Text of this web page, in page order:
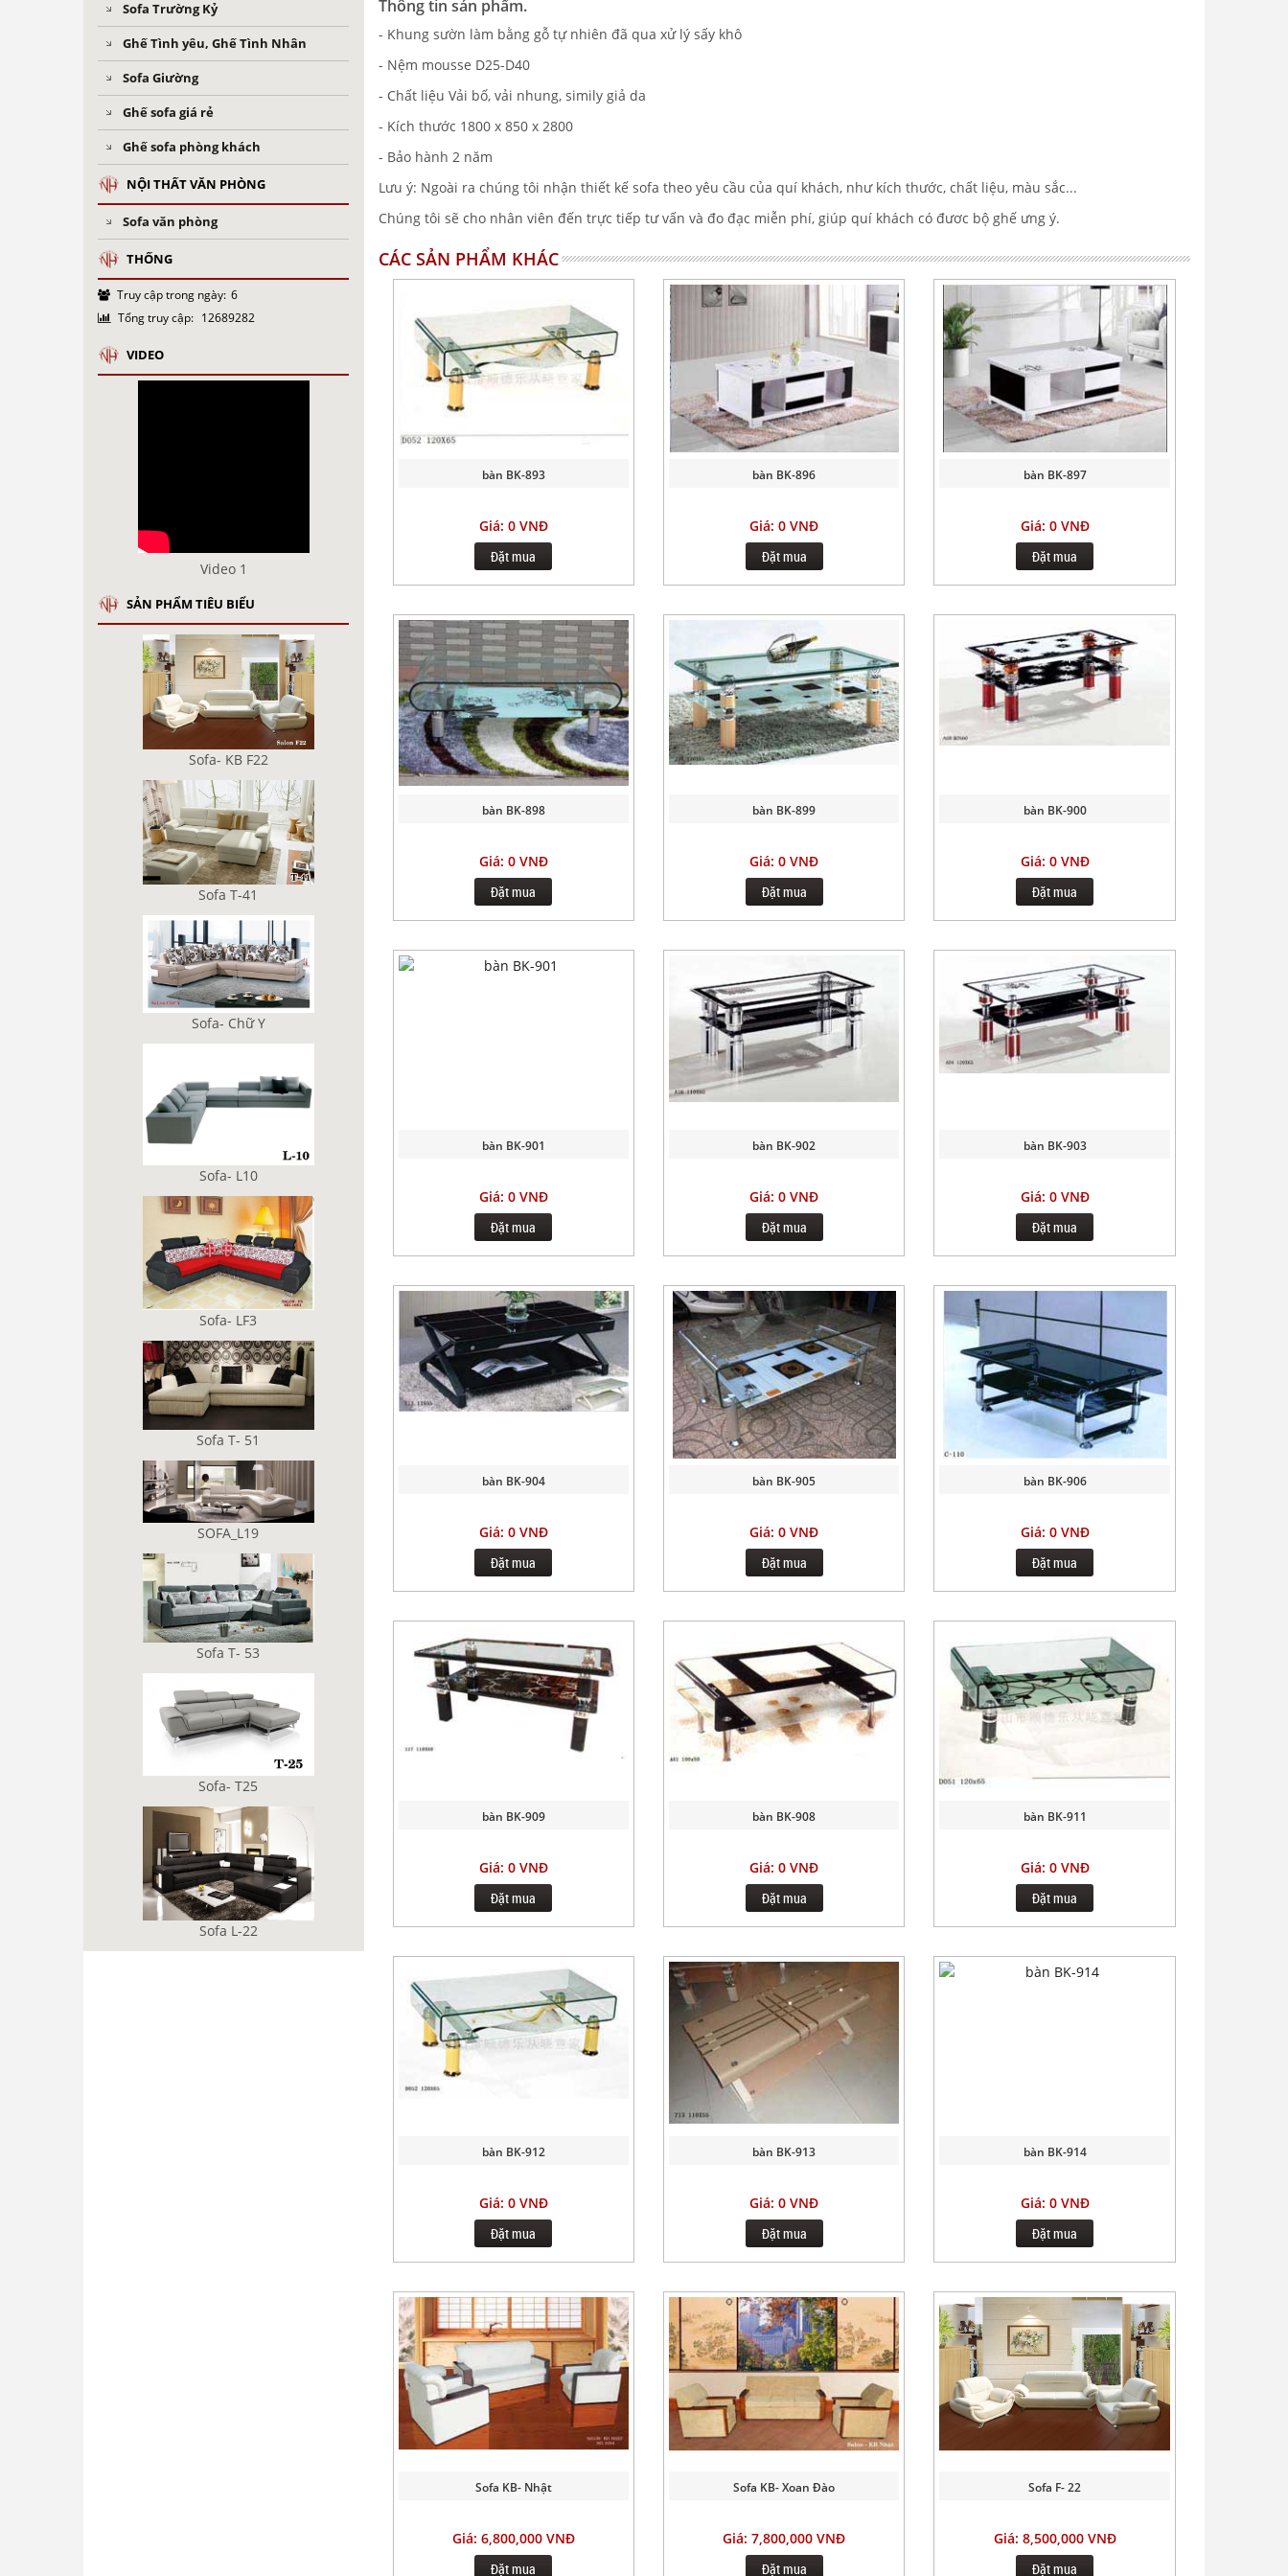
Sofa Trường Kỷ
Ghế Tình yêu, Ghế Tình Nhân
Sofa Giường
Ghế sofa giá rẻ
Ghế sofa phòng khách
NỘI THẤT VĂN PHÒNG
Sofa văn phòng
THỐNG
Truy cập trong ngày: 6
Tổng truy cập: 12689282
VIDEO
Video 1
SẢN PHẨM TIÊU BIỂU
Sofa- KB F22
Sofa T-41
Sofa- Chữ Y
Sofa- L10
Sofa- LF3
Sofa T- 51
SOFA_L19
Sofa T- 53
Sofa- T25
Sofa L-22
Thông tin sản phẩm.
- Khung sườn làm bằng gỗ tự nhiên đã qua xử lý sấy khô
- Nệm mousse D25-D40
- Chất liệu Vải bố, vải nhung, simily giả da
- Kích thước 1800 x 850 x 2800
- Bảo hành 2 năm
Lưu ý: Ngoài ra chúng tôi nhận thiết kế sofa theo yêu cầu của quí khách, như kích thước, chất liệu, màu sắc...
Chúng tôi sẽ cho nhân viên đến trực tiếp tư vấn và đo đạc miễn phí, giúp quí khách có đươc bộ ghế ưng ý.
CÁC SẢN PHẨM KHÁC
bàn BK-893
Giá: 0 VNĐ
Đặt mua
bàn BK-896
Giá: 0 VNĐ
Đặt mua
bàn BK-897
Giá: 0 VNĐ
Đặt mua
bàn BK-898
Giá: 0 VNĐ
Đặt mua
bàn BK-899
Giá: 0 VNĐ
Đặt mua
bàn BK-900
Giá: 0 VNĐ
Đặt mua
bàn BK-901
Giá: 0 VNĐ
Đặt mua
bàn BK-902
Giá: 0 VNĐ
Đặt mua
bàn BK-903
Giá: 0 VNĐ
Đặt mua
bàn BK-904
Giá: 0 VNĐ
Đặt mua
bàn BK-905
Giá: 0 VNĐ
Đặt mua
bàn BK-906
Giá: 0 VNĐ
Đặt mua
bàn BK-909
Giá: 0 VNĐ
Đặt mua
bàn BK-908
Giá: 0 VNĐ
Đặt mua
bàn BK-911
Giá: 0 VNĐ
Đặt mua
bàn BK-912
Giá: 0 VNĐ
Đặt mua
bàn BK-913
Giá: 0 VNĐ
Đặt mua
bàn BK-914
Giá: 0 VNĐ
Đặt mua
Sofa KB- Nhật
Giá: 6,800,000 VNĐ
Đặt mua
Sofa KB- Xoan Đào
Giá: 7,800,000 VNĐ
Đặt mua
Sofa F- 22
Giá: 8,500,000 VNĐ
Đặt mua